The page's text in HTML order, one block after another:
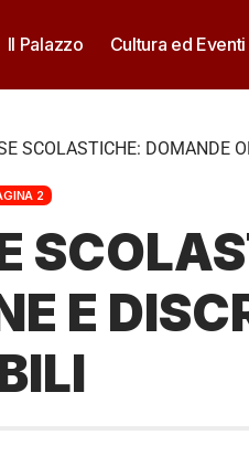
Il Palazzo Cultura ed Eventi
SCOLASTICHE: DOMANDE
2
E